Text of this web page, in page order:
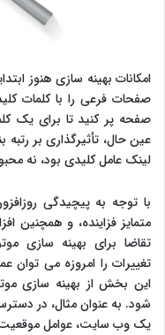
امکانات بهینه سازی هنوز
صفحات فرعی را با کلمات
صفحه پر کنید تا برای یک
عین حال، تأثیرگذاری بر
لینک عامل کلیدی بود، نه
با توجه به پیچیدگی
متمایز فزاینده، و
تقاضا برای بهینه سازی
تغییرات را امروزه می توان
این بخش از بهینه سازی
یک وب سایت، عوامل